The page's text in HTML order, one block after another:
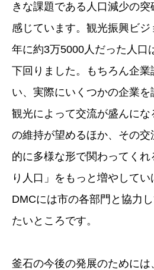
きな課題である人口減少の
感じています。観光振興ビ
年に約3万5000人だった人口
下回りました。もちろん企
い、実際にいくつかの企業を
観光によって交流が盛んにな
の維持が望めるほか、その
的に多様な形で関わってく
り人口」をもっと増やして
DMCには市の各部門と協力
たいところです。
釜石の今後の発展のために